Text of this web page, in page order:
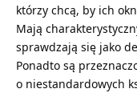
którzy chcą, by ich
Mają
sprawdzają się jako
Ponadto są
o niestandardowych